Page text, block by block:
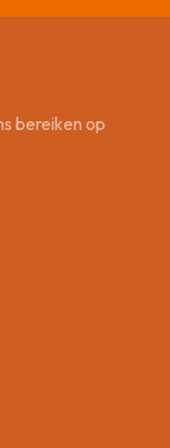
bereiken op